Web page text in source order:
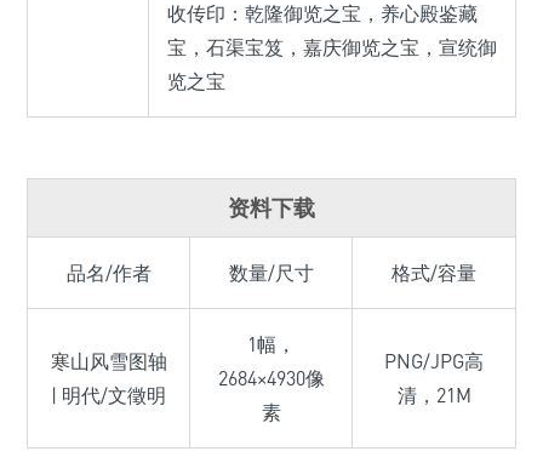
收传印：乾隆御览之宝，养心殿鉴藏
宝，石渠宝笈，嘉庆御览之宝，宣统御
览之宝
资料下载
品名/作者 数量/尺寸 格式/容量
寒山风雪图轴
| 明代/文徵明
1幅，
2684×4930像
素
PNG/JPG高
清，21M